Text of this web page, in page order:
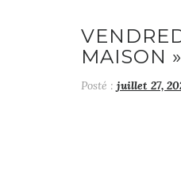
MAISON »
Posté : juillet 27,